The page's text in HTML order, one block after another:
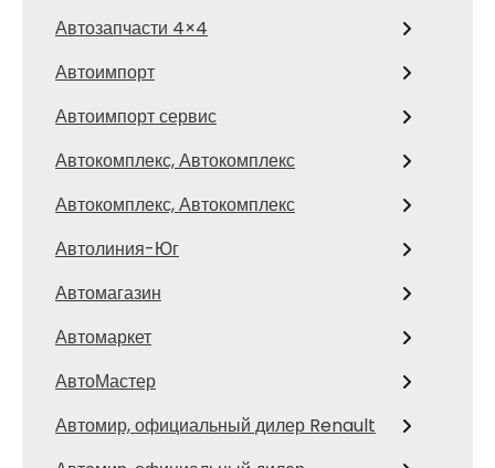
Автозапчасти 4×4
Автоимпорт
Автоимпорт сервис
Автокомплекс, Автокомплекс
Автокомплекс, Автокомплекс
Автолиния-Юг
Автомагазин
Автомаркет
АвтоМастер
Автомир, официальный дилер Renault